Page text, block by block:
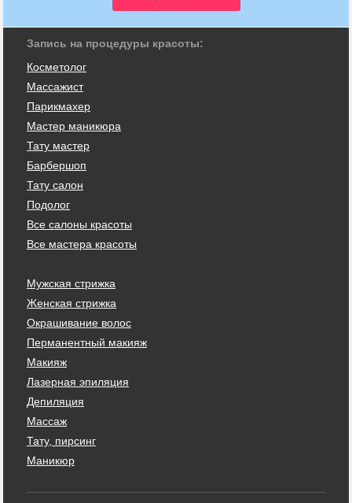
Запись на процедуры красоты:
Косметолог
Массажист
Парикмахер
Мастер маникюра
Тату мастер
Барбершоп
Тату салон
Подолог
Все салоны красоты
Все мастера красоты
Мужская стрижка
Женская стрижка
Окрашивание волос
Перманентный макияж
Макияж
Лазерная эпиляция
Депиляция
Массаж
Тату, пирсинг
Маникюр